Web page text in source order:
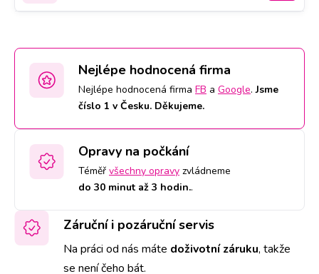
Nejlépe hodnocená firma
Nejlépe hodnocená firma FB a Google.Jsme
číslo 1 v Česku. Děkujeme.
Opravy na počkání
Téměř všechny opravy zvládneme
do 30 minut až 3 hodin..
Záruční i pozáruční servis
Na práci od nás máte doživotní záruku, takže
se není čeho bát.